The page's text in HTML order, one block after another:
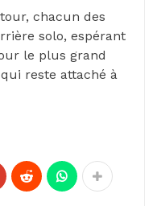
chacun des
solo, espérant
le plus grand
reste attaché à